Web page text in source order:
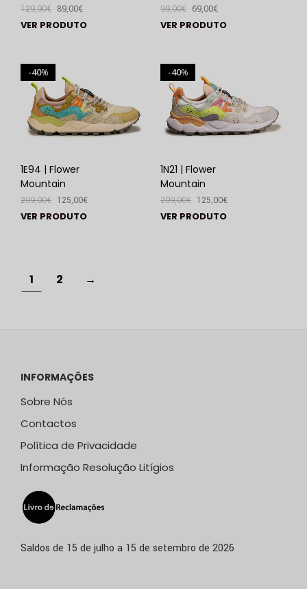
129,90€ 89,00€
VER PRODUTO
99,00€ 69,00€
VER PRODUTO
%
40
1E94 | Flower
Mountain
209,00€ 125,00€
VER PRODUTO
%
40
1N21 | Flower
Mountain
209,00€ 125,00€
VER PRODUTO
1 2 →
INFORMAÇÕES
Sobre Nós
Contactos
Política de Privacidade
Informação Resolução Litígios
Saldos de 15 de julho a 15 de setembro de 2026